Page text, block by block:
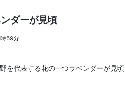
ダーが見頃
59分
を代表する花の一つラベンダーが見